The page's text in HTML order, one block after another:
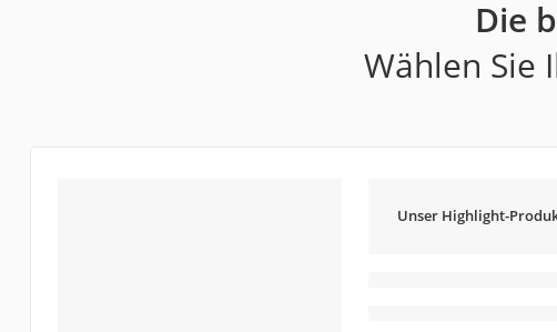
Die
Wählen Sie
Unser Highlight-